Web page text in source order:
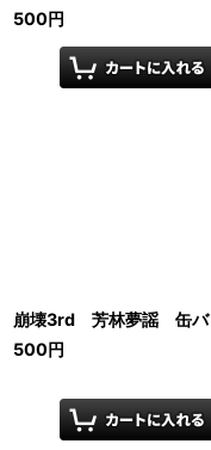
500円
崩壊3rd 芳林夢謡 缶バ
500円